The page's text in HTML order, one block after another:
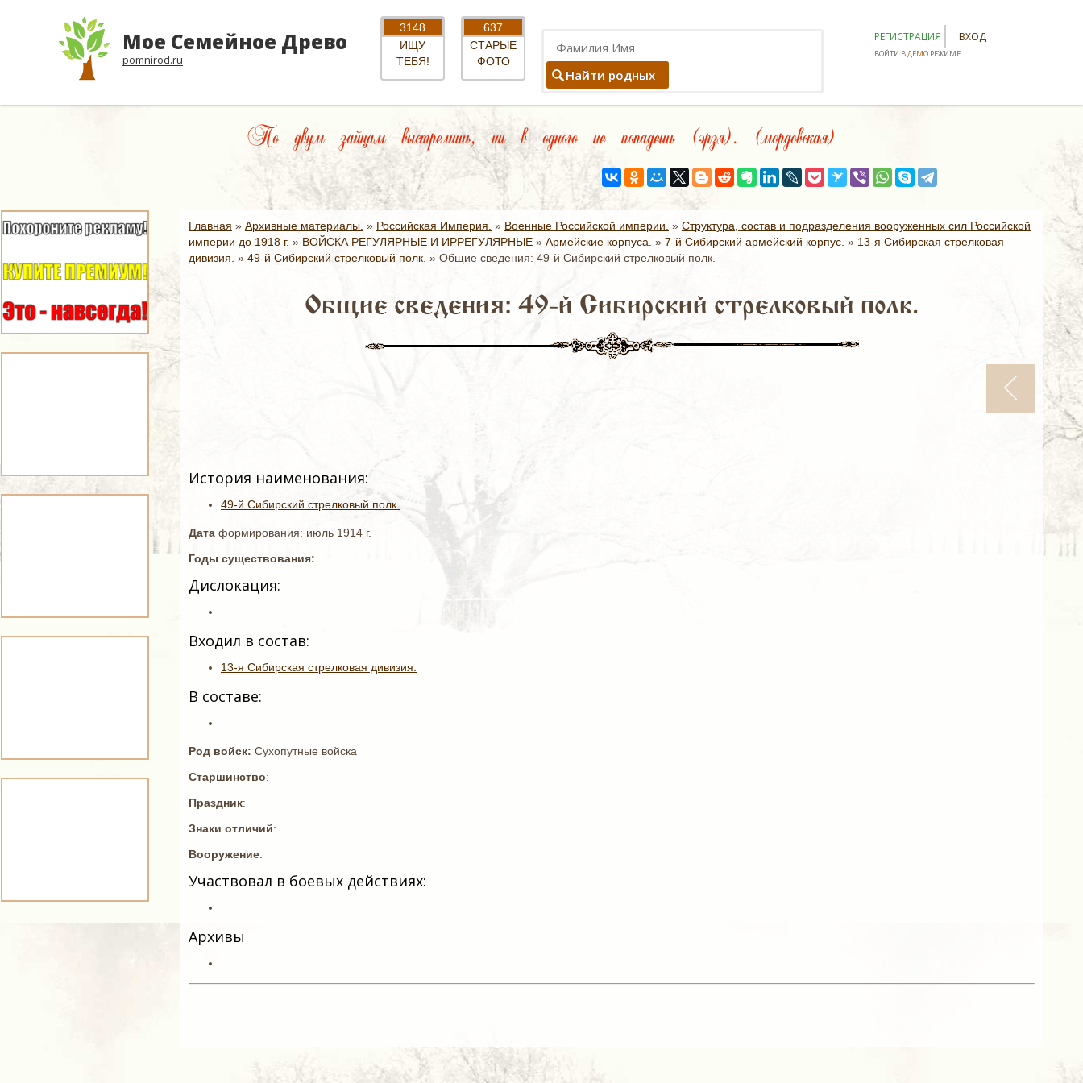
Мое Семейное Древо
pomnirod.ru
3148
ИЩУ
ТЕБЯ!
637
СТАРЫЕ
ФОТО
Найти родных
РЕГИСТРАЦИЯ ВХОД
ВОЙТИ ВДЕМО РЕЖИМЕ
По двум зайцам выстрелишь, ни в одного не попадешь (эрзя). (мордовская)
Главная » Архивные материалы. » Российская Империя. » Военные Российской империи. » Структура, состав и подразделения вооруженных сил Российской
империи до 1918 г. » ВОЙСКА РЕГУЛЯРНЫЕ И ИРРЕГУЛЯРНЫЕ » Армейские корпуса. » 7-й Сибирский армейский корпус. » 13-я Сибирская стрелковая
дивизия. » 49-й Сибирский стрелковый полк. » Общие сведения: 49-й Сибирский стрелковый полк.
Общие сведения: 49-й Сибирский стрелковый полк.
История наименования:
49-й Сибирский стрелковый полк.
Дата формирования: июль 1914 г.
Годы существования:
Дислокация:
Входил в состав:
13-я Сибирская стрелковая дивизия.
В составе:
Род войск: Сухопутные войска
Старшинство:
Праздник:
Знаки отличий:
Вооружение:
Участвовал в боевых действиях:
Архивы